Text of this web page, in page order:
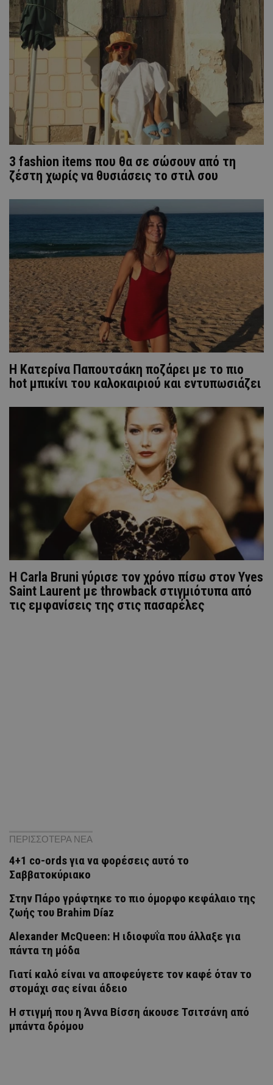
3 fashion items που θα σε σώσουν από τη
ζέστη χωρίς να θυσιάσεις το στιλ σου
Η Κατερίνα Παπουτσάκη ποζάρει με το πιο
hot μπικίνι του καλοκαιριού και εντυπωσιάζει
H Carla Bruni γύρισε τον χρόνο πίσω στον Yves
Saint Laurent με throwback στιγμιότυπα από
τις εμφανίσεις της στις πασαρέλες
ΠΕΡΙΣΣΟΤΕΡΑ ΝΕΑ
4+1 co-ords για να φορέσεις αυτό το
Σαββατοκύριακο
Στην Πάρο γράφτηκε το πιο όμορφο κεφάλαιο της
ζωής του Brahim Díaz
Alexander McQueen: Η ιδιοφυΐα που άλλαξε για
πάντα τη μόδα
Γιατί καλό είναι να αποφεύγετε τον καφέ όταν το
στομάχι σας είναι άδειο
H στιγμή που η Άννα Βίσση άκουσε Τσιτσάνη από
μπάντα δρόμου